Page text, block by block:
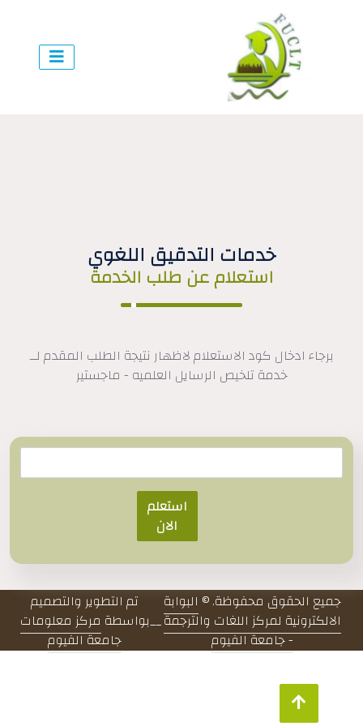
خدمات التدقيق اللغوي
استعلام عن طلب الخدمة
برجاء ادخال كود الاستعلام لاظهار نتيجة الطلب المقدم لــ
خدمة تلخيص الرسايل العلميه - ماجستير
استعلم
الان
جميع الحقوق محفوظة. ©البوابة
الالكترونية لمركز اللغات والترجمة
- جامعة الفيوم
__
تم التطوير والتصميم
بواسطةمركز معلومات
جامعة الفيوم